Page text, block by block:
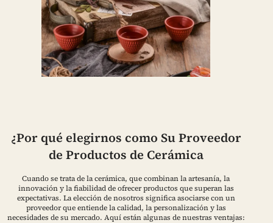
¿Por qué elegirnos como Su Proveedor
de Productos de Cerámica
Cuando se trata de la cerámica, que combinan la artesanía, la
innovación y la fiabilidad de ofrecer productos que superan las
expectativas. La elección de nosotros significa asociarse con un
proveedor que entiende la calidad, la personalización y las
necesidades de su mercado. Aquí están algunas de nuestras ventajas: